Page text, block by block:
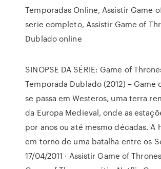
Temporadas Online, Assistir Game
serie completo, Assistir Game of
Dublado online
SINOPSE DA SÉRIE: Game of
Temporada Dublado (2012) – Game
se passa em Westeros, uma terra
da Europa Medieval, onde as
por anos ou até mesmo décadas. A
em torno de uma batalha entre os
17/04/2011 · Assistir Game of